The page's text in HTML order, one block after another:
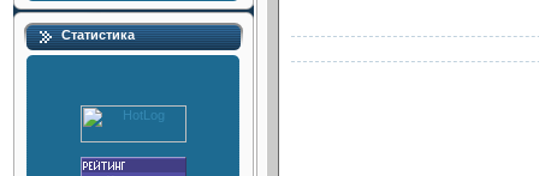
Статистика